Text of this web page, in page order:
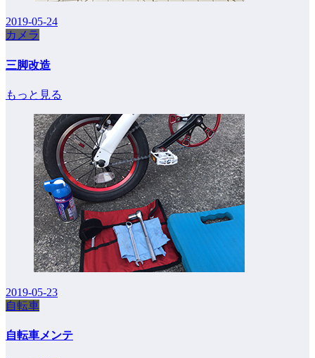
2019-05-24
カメラ
三脚改造
もっと見る
2019-05-23
自転車
自転車メンテ